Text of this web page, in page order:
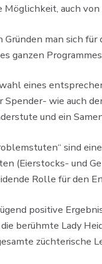
auch
man sich
ganzen
eines
Spender- wie auch
und ein
sind
(Eierstocks- und
Rolle für den
positive
berühmte Lady
züchterische